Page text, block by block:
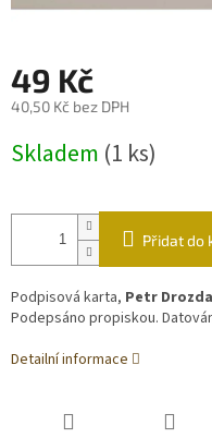
49 Kč
40,50 Kč bez DPH
cena:
Skladem (1 ks)
Přidat do
Podpisová karta, Petr Drozda
Podepsáno propiskou.
Detailní informace